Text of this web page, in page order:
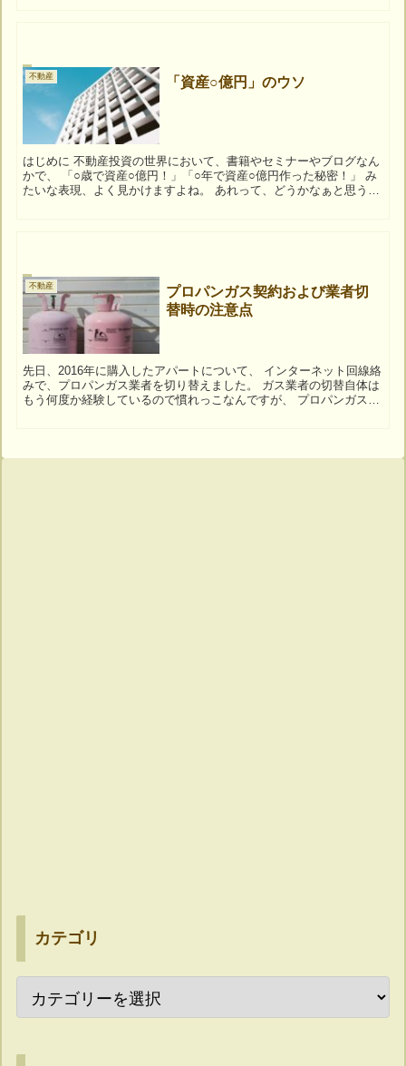
不動産 「資産○億円」のウソ
はじめに 不動産投資の世界において、書籍やセミナーやブログなん
かで、 「○歳で資産○億円！」「○年で資産○億円作った秘密！」 み
たいな表現、よく見かけますよね。 あれって、どうかなぁと思うん
不動産
プロパンガス契約および業者切
替時の注意点
先日、2016年に購入したアパートについて、 インターネット回線絡
みで、プロパンガス業者を切り替えました。 ガス業者の切替自体は
もう何度か経験しているので慣れっこなんですが、 プロパンガス業
カテゴリ